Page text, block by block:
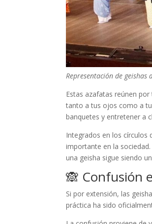
Representación de
Estas azafatas reúnen
tanto a tus ojos como a
banquetes y entretener a
Integrados en los círculos
importante en la
una geisha sigue siendo
🙈 Confusión
Si por extensión, las
práctica ha sido